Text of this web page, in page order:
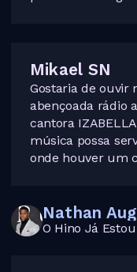
Mikael SN
Gostaria de ouvir
abençoada rádio
cantora
música possa
onde houver um
O Hino Já